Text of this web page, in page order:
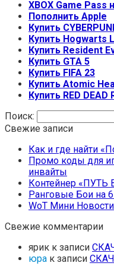
XBOX Game Pass
Пополнить Apple
Купить
Купить Hogwarts
Купить Resident
Купить GTA 5
Купить FIFA 23
Купить Atomic
Купить RED DEAD
Поиск:
Свежие записи
Как и где найти
Промо коды для
инвайты
Контейнер «ПУТЬ
Ранговые Бои на
WoT Мини
Свежие комментарии
ярик к записи
юра к записи